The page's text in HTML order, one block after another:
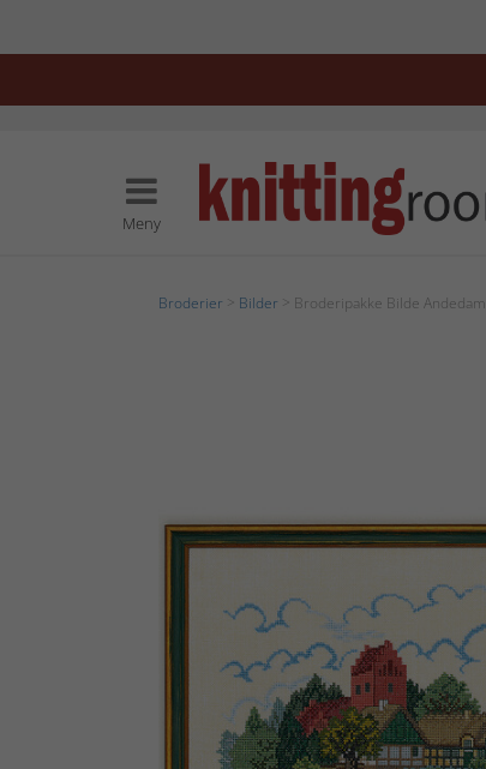
Meny
Broderier Bilder > Broderipakke Bilde